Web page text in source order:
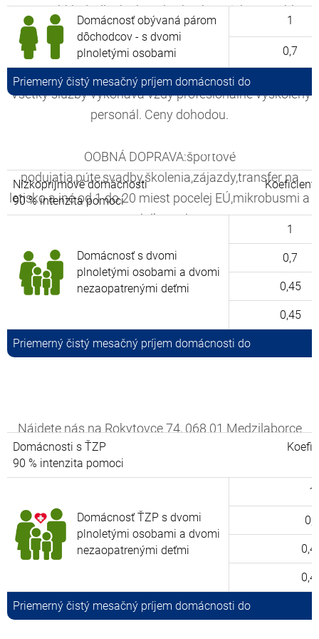
Domácnosť obývaná párom
dôchodcov - s dvomi
plnoletými osobami
1
0,7
Priemerný čistý mesačný príjem domácnosti do
Kto má nárok na
Nízkopríjmové domácnosti
90 % intenzita pomoci
Koeficient
Domácnosť s dvomi
plnoletými osobami a dvomi
nezaopatrenými deťmi
1
0,7
0,45
0,45
Priemerný čistý mesačný príjem domácnosti do
Domácnosti s ŤZP
90 % intenzita pomoci
Domácnosť ŤZP s dvomi
plnoletými osobami a dvomi
nezaopatrenými deťmi
1
0,7
Priemerný čistý mesačný príjem domácnosti do
práce.Obklady,dlažby kúpelne,kuchyne,izby,prerábky
bytov aj komlet celé domy.Zatepľovanie
domov,fasády,dodávky a výmeny okien.
Všetky služby vykonáva vždy profesionálne vyškolený
personál. Ceny dohodou.
OOBNÁ DOPRAVA:športové
podujatia,púte,svadby,školenia,zájazdy,transfer na
letisko a iné od 1 do 20 miest pocelej EÚ,mikrobusmi a
minibusmi.
KURIERSKÉSLUŽBY:Čokoľvek,kdekoľvek a
kedykoľvek. Nákladná doprava do 2t Ceny dohodou od
Odťahová služba vozíkom na auta s nosnosťou 3,5t
Nájdete nás na Rokytovce 74, 068 01 Medzilaborce
Tel: 0905824033 tel: 0917473048
mail: stanopira@gmail.com mail:
pirat.trans@gmail.com